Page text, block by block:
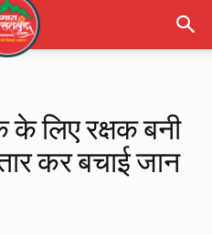
लिए रक्षक बनी
कर बचाई जान